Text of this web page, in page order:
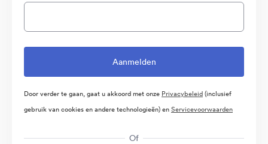
Door verder te gaan, gaat u akkoord met onze Privacybeleid(inclusief
gebruik van cookies en andere technologieën) enServicevoorwaarden
Of